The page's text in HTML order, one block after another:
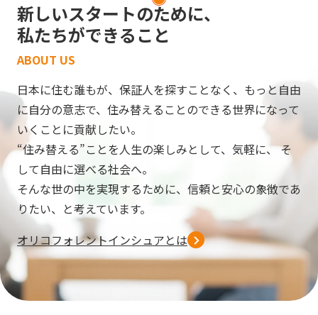
新しいスタートのために、
私たちができること
ABOUT US
日本に住む誰もが、保証人を探すことなく、 もっと自由
に自分の意志で、 住み替えることのできる世界になって
いくことに貢献したい。
“住み替える”ことを人生の楽しみとして、気軽に、そ
して自由に選べる社会へ。
そんな世の中を実現するために、信頼と安心の象徴であ
りたい、 と考えています。
オリコフォレントインシュアとは